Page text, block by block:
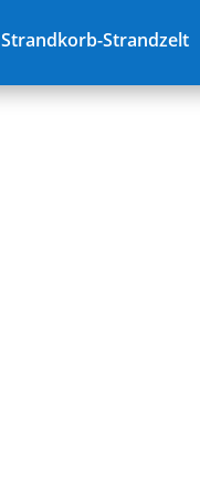
Strandkorb-Strandzelt